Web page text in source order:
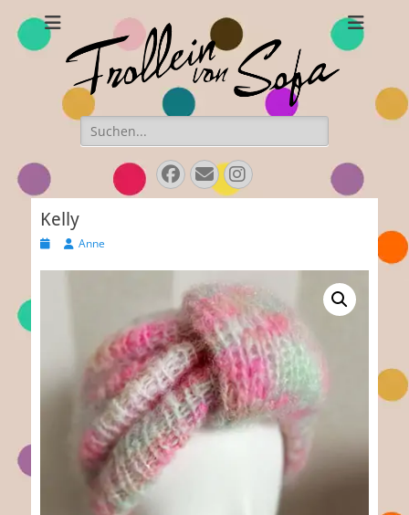
Frollein von Sofa
Handgefertigte Hüte und Accessoires
Suchen
nach:
Facebook
E-
Mail
Instagram
Kelly
Veröffentlicht
AutorAnne